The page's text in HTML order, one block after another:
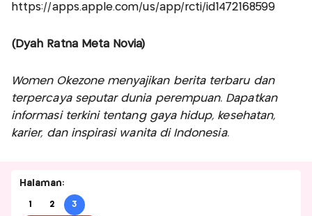
https://apps.apple.com/us/app/rcti/id1472168599
(Dyah Ratna Meta Novia)
Women Okezone menyajikan berita terbaru dan
terpercaya seputar dunia perempuan. Dapatkan
informasi terkini tentang gaya hidup, kesehatan,
karier, dan inspirasi wanita di Indonesia.
Halaman:
1 2 3